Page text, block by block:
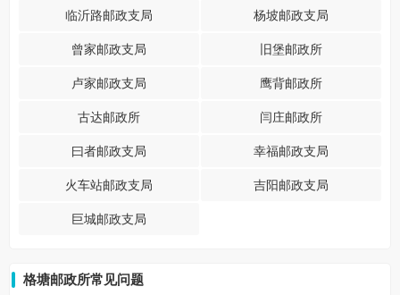
临沂路邮政支局 杨坡邮政支局
曾家邮政支局 旧堡邮政所
卢家邮政支局 鹰背邮政所
古达邮政所 闫庄邮政所
曰者邮政支局 幸福邮政支局
火车站邮政支局 吉阳邮政支局
巨城邮政支局
格塘邮政所常见问题